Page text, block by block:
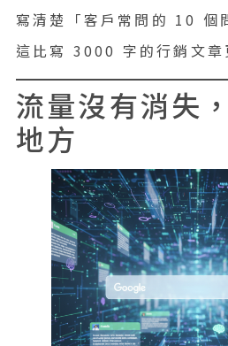
寫清楚「客戶常問的 10 個
這比寫 3000 字的行銷文章
流量沒有消失
地方